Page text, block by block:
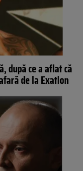
după ce a aflat că
de la Exatlon